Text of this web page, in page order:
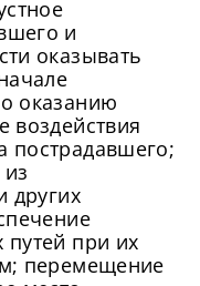
и
оказывать
оказанию
воздействия
пострадавшего;
других
путей при их
перемещение